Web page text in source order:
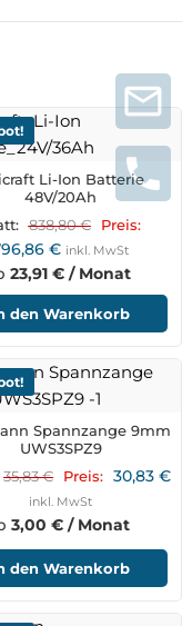
Li-Ion Batterie
48V/20Ah
838,80€ Preis:
€ inkl. MwSt
23,91 € / Monat
den Warenkorb
Spannzange 9mm
UWS3SPZ9
35,83€ Preis: 30,83 €
inkl. MwSt
3,00 € / Monat
den Warenkorb